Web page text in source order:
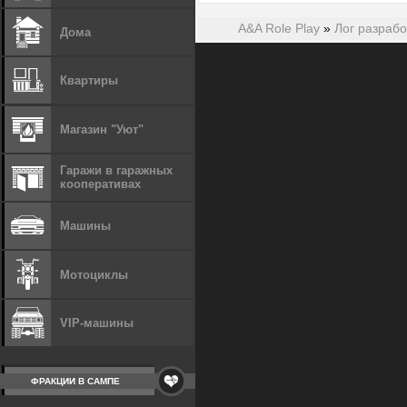
A&A Role Play »Лог
Дома
Квартиры
Магазин "Уют"
Гаражи в гаражных
кооперативах
Машины
Мотоциклы
VIP-машины
ФРАКЦИИ В САМПЕ